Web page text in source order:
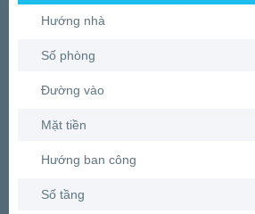
Hướng nhà
Số phòng
Đường vào
Mặt tiền
Hướng ban công
Số tầng